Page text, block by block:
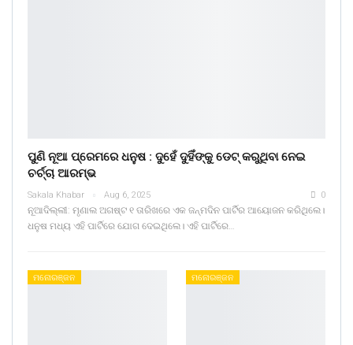
ପୁଣି ନୂଆ ପ୍ରେମରେ ଧନୁଷ : ଦୁହେଁ ଦୁହିଁଙ୍କୁ ଡେଟ୍ କରୁଥିବା ନେଇ
ଚର୍ଚ୍ଚା ଆରମ୍ଭ
Sakala Khabar Aug 6, 2025 0
ନୂଆଦିଲ୍ଲୀ: ମୃଣାଲ ଅଗଷ୍ଟ ୧ ତାରିଖରେ ଏକ ଜନ୍ମଦିନ ପାର୍ଟିର ଆୟୋଜନ କରିଥିଲେ।
ଧନୁଷ ମଧ୍ୟ ଏହି ପାର୍ଟିରେ ଯୋଗ ଦେଇଥିଲେ। ଏହି ପାର୍ଟିରେ…
ମନୋରଞ୍ଜନ ମନୋରଞ୍ଜନ